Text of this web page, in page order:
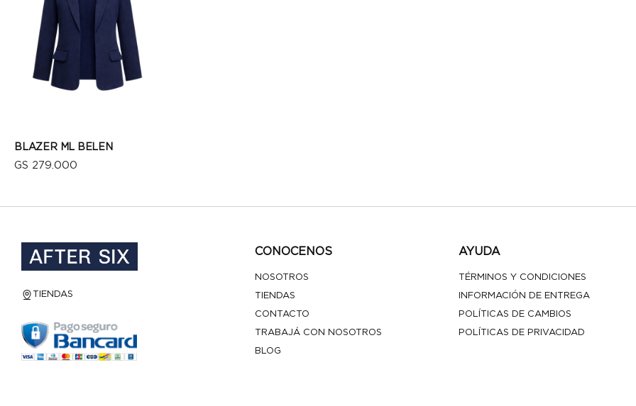
VISTA RÁPIDA
BLAZER ML BELEN
GS 279.000
TIENDAS
CONOCENOS
NOSOTROS
TIENDAS
CONTACTO
TRABAJÁ CON NOSOTROS
BLOG
AYUDA
TÉRMINOS Y CONDICIONES
INFORMACIÓN DE ENTREGA
POLÍTICAS DE CAMBIOS
POLÍTICAS DE PRIVACIDAD